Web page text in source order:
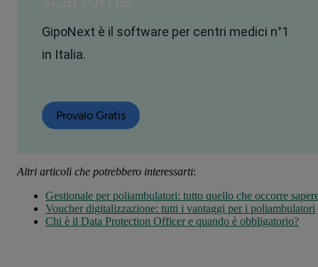
GipoNext è il software per centri medici n°1
in Italia.
Provalo Gratis
Altri articoli che potrebbero interessarti:
Gestionale per poliambulatori: tutto quello che occorre
Voucher digitalizzazione: tutti i vantaggi per i poliambulatori
Chi è il Data Protection Officer e quando è obbligatorio?